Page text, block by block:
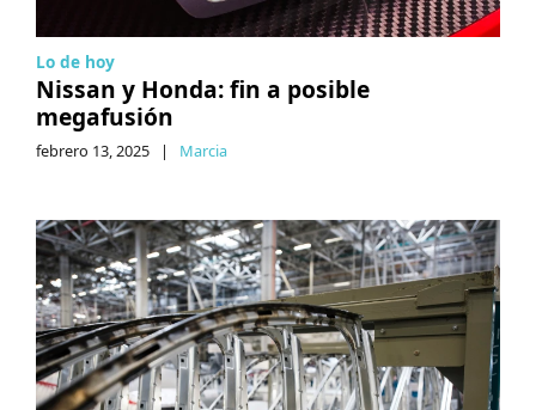
Lo de hoy
Nissan y Honda: fin a posible
megafusión
febrero 13, 2025 | Marcia